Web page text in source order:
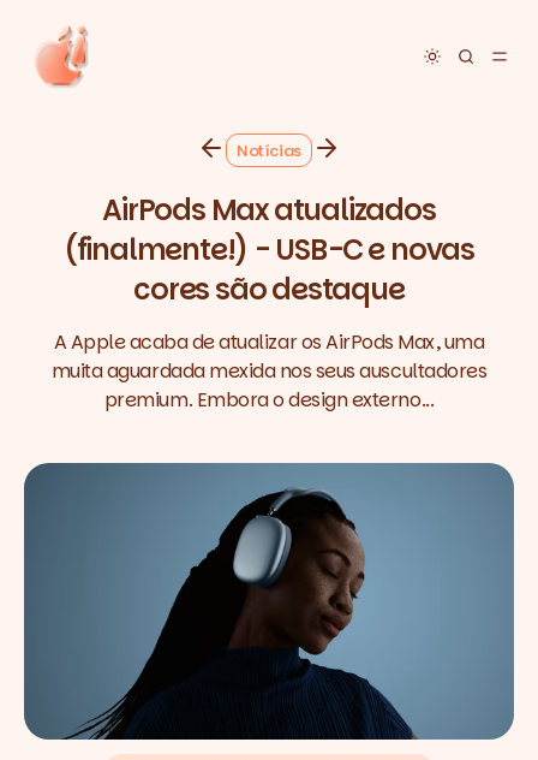
Toggle
Notícias
AirPods Max atualizados
(finalmente!) - USB-C e novas
cores são destaque
A Apple acaba de atualizar os AirPods Max, uma
muita aguardada mexida nos seus auscultadores
premium. Embora o design externo...